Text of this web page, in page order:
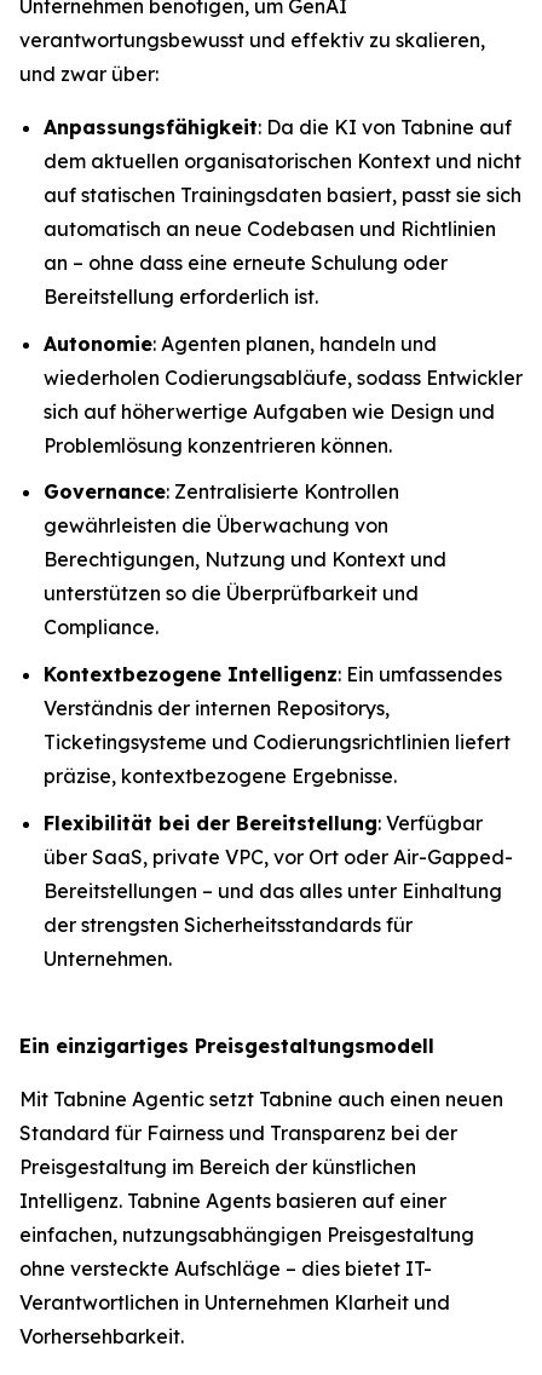
Unternehmen benötigen, um GenAI
verantwortungsbewusst und effektiv zu skalieren,
und zwar über:
Anpassungsfähigkeit: Da die KI von Tabnine auf
dem aktuellen organisatorischen Kontext und nicht
auf statischen Trainingsdaten basiert, passt sie sich
automatisch an neue Codebasen und Richtlinien
an – ohne dass eine erneute Schulung oder
Bereitstellung erforderlich ist.
Autonomie: Agenten planen, handeln und
wiederholen Codierungsabläufe, sodass Entwickler
sich auf höherwertige Aufgaben wie Design und
Problemlösung konzentrieren können.
Governance: Zentralisierte Kontrollen
gewährleisten die Überwachung von
Berechtigungen, Nutzung und Kontext und
unterstützen so die Überprüfbarkeit und
Compliance.
Kontextbezogene Intelligenz: Ein umfassendes
Verständnis der internen Repositorys,
Ticketingsysteme und Codierungsrichtlinien liefert
präzise, kontextbezogene Ergebnisse.
Flexibilität bei der Bereitstellung: Verfügbar
über SaaS, private VPC, vor Ort oder Air-Gapped-
Bereitstellungen – und das alles unter Einhaltung
der strengsten Sicherheitsstandards für
Unternehmen.
Ein einzigartiges Preisgestaltungsmodell
Mit Tabnine Agentic setzt Tabnine auch einen neuen
Standard für Fairness und Transparenz bei der
Preisgestaltung im Bereich der künstlichen
Intelligenz. Tabnine Agents basieren auf einer
einfachen, nutzungsabhängigen Preisgestaltung
ohne versteckte Aufschläge – dies bietet IT-
Verantwortlichen in Unternehmen Klarheit und
Vorhersehbarkeit.